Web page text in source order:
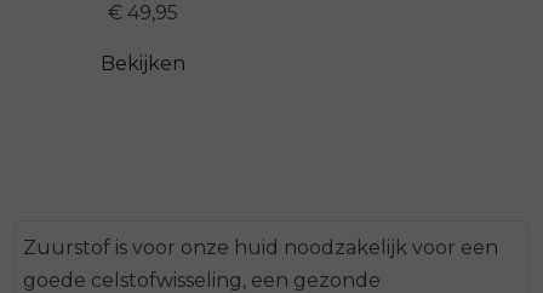
€ 49,95
Bekijken
Zuurstof is voor onze huid noodzakelijk voor een
goede celstofwisseling, een gezonde